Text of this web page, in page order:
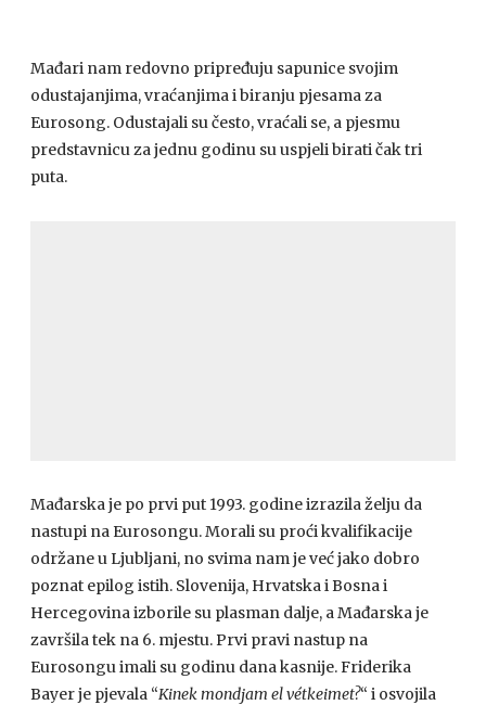
Mađari nam redovno pripređuju sapunice svojim
odustajanjima, vraćanjima i biranju pjesama za
Eurosong. Odustajali su često, vraćali se, a pjesmu
predstavnicu za jednu godinu su uspjeli birati čak tri
puta.
Mađarska je po prvi put 1993. godine izrazila želju da
nastupi na Eurosongu. Morali su proći kvalifikacije
održane u Ljubljani, no svima nam je već jako dobro
poznat epilog istih. Slovenija, Hrvatska i Bosna i
Hercegovina izborile su plasman dalje, a Mađarska je
završila tek na 6. mjestu. Prvi pravi nastup na
Eurosongu imali su godinu dana kasnije. Friderika
Bayer je pjevala “Kinek mondjam el vétkeimet?“ i osvojila